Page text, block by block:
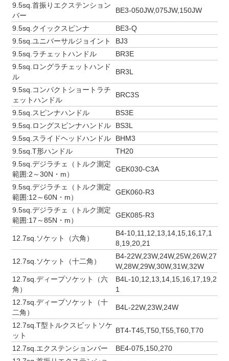
9.5sq.首振りエクステンション
バー
BE3-050JW,075JW,150JW
9.5sq.クイックスピンナ
BE3-Q
9.5sq.ユニバーサルジョイント
BJ3
9.5sq.ラチェットハンドル
BR3E
9.5sq.ロングラチェットハンド
ル
BR3L
9.5sq.コンパクトショートラチ
ェットハンドル
BRC3S
9.5sq.スピンナハンドル
BS3E
9.5sq.ロングスピンナハンドル
BS3L
9.5sq.スライドヘッドハンドル
BHM3
9.5sq.T形ハンドル
TH20
9.5sq.デジラチェ（トルク測定
範囲:2～30N・m）
GEK030-C3A
9.5sq.デジラチェ（トルク測定
範囲:12～60N・m）
GEK060-R3
9.5sq.デジラチェ（トルク測定
範囲:17～85N・m）
GEK085-R3
12.7sq.ソケット（六角）
B4-10,11,12,13,14,15,16,17,1
8,19,20,21
12.7sq.ソケット（十二角）
B4-22W,23W,24W,25W,26W,27
W,28W,29W,30W,31W,32W
12.7sq.ディープソケット（六
角）
B4L-10,12,13,14,15,16,17,19,2
1
12.7sq.ディープソケット（十
二角）
B4L-22W,23W,24W
12.7sq.T型トルクスビットソケ
ット
BT4-T45,T50,T55,T60,T70
12.7sq.エクステンションバー
BE4-075,150,270